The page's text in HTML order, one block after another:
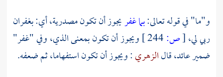
و"ما" في قوله تعالى:بما غفريجوز أن تكون مصدرية، أي: بغفران
ربي لي،[ص:
ويجوز أن تكون بمعنى الذي، وفي "غفر"
ضمير عائد، قالالزهري: ويجوز أن تكون استفهاما، ثم ضعفه.